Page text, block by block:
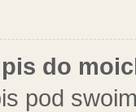
do
pod